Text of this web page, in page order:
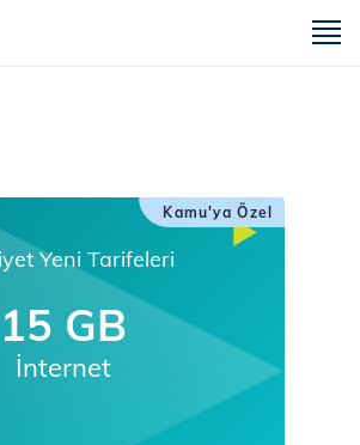
Kamu'ya Özel
Yeni Tarifeleri
15 GB
İnternet